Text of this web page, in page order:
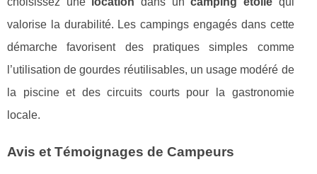
valorise la durabilité. Les campings engagés dans cette
démarche favorisent des pratiques simples comme
l’utilisation de gourdes réutilisables, un usage modéré de
la piscine et des circuits courts pour la gastronomie
locale.
Avis et Témoignages de Campeurs